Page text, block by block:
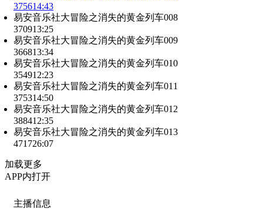
375614:43
易安音乐社大冒险之消失的黄金列车008
370913:25
易安音乐社大冒险之消失的黄金列车009
366813:34
易安音乐社大冒险之消失的黄金列车010
354912:23
易安音乐社大冒险之消失的黄金列车011
375314:50
易安音乐社大冒险之消失的黄金列车012
388412:35
易安音乐社大冒险之消失的黄金列车013
471726:07
加载更多
APP内打开
主播信息